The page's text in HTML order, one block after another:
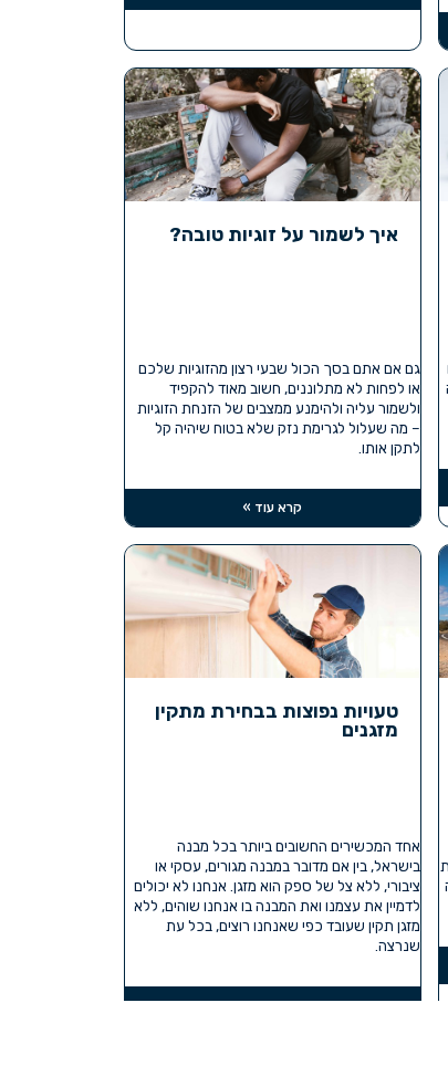
איך לשמור על זוגיות טובה?
גם אם אתם בסך הכול שבעי רצון מהזוגיות שלכם
או לפחות לא מתלוננים, חשוב מאוד להקפיד
ולשמור עליה ולהימנע ממצבים של הזנחת הזוגיות
– מה שעלול לגרימת נזק שלא בטוח שיהיה קל
לתקן אותו.
קרא עוד »
טעויות נפוצות בבחירת מתקין
מזגנים
אחד המכשירים החשובים ביותר בכל מבנה
בישראל, בין אם מדובר במבנה מגורים, עסקי או
ציבורי, ללא צל של ספק הוא מזגן. אנחנו לא יכולים
לדמיין את עצמנו ואת המבנה בו אנחנו שוהים, ללא
מזגן תקין שעובד כפי שאנחנו רוצים, בכל עת
שנרצה.
קרא עוד »